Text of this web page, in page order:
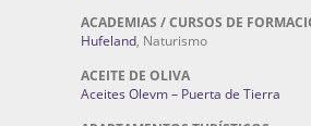
ACADEMIAS / CURSOS DE
Hufeland, Naturismo
ACEITE DE OLIVA
Aceites Olevm – Puerta de Tierra